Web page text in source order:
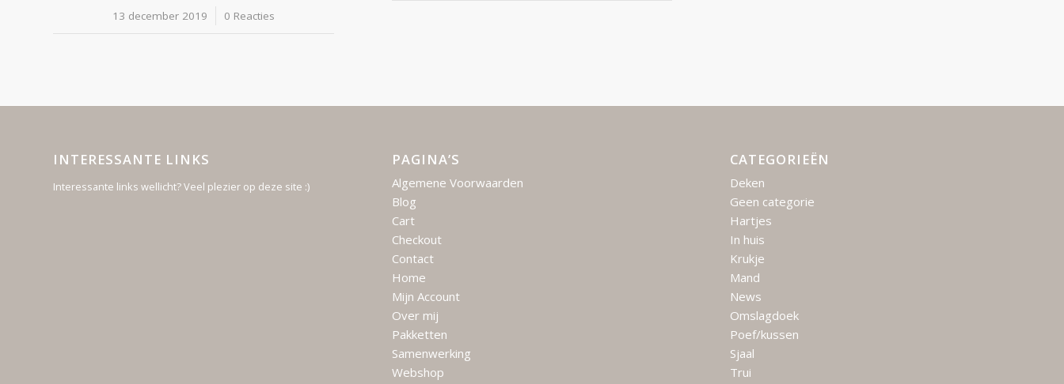
13 december 2019
/ 0 Reacties
INTERESSANTE LINKS
Interessante links wellicht? Veel plezier op deze site :)
PAGINA’S
Algemene Voorwaarden
Blog
Cart
Checkout
Contact
Home
Mijn Account
Over mij
Pakketten
Samenwerking
Webshop
CATEGORIEËN
Deken
Geen categorie
Hartjes
In huis
Krukje
Mand
News
Omslagdoek
Poef/kussen
Sjaal
Trui